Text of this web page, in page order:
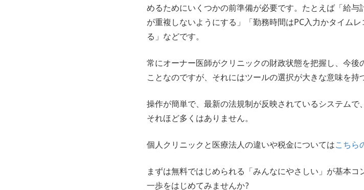
めるためにいくつかの前準備が必要です。たとえば「給
が重複しないようにする」「勤務時間はPC入力かタイム
る」などです。
常にオーナー医師がクリニックの財政状態を把握し、今
ことなのですが、それにはツールの選択が大きな意味を持
操作が簡単で、最新の法規制が反映されているシステム
それほど多くはありません。
個人クリニックと医療法人の違いや税金についてはこちら
まずは無料ではじめられる「みんなにやさしい」が基本
一歩をはじめてみませんか?